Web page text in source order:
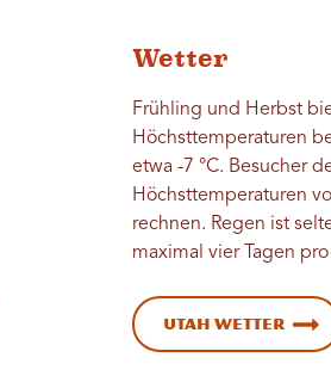
Wetter
Frühling und Herbst
Höchsttemperaturen
etwa -7 °C. Besucher
Höchsttemperaturen
rechnen. Regen ist
maximal vier Tagen
Utah Wetter